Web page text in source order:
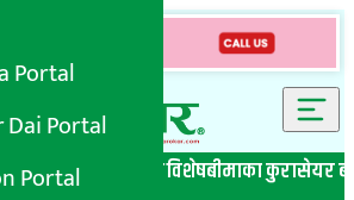
Portal
Dai Portal
Portal
बैंकिङ विशेष लघुवित्त विशेषबीमाका कुरासेयर